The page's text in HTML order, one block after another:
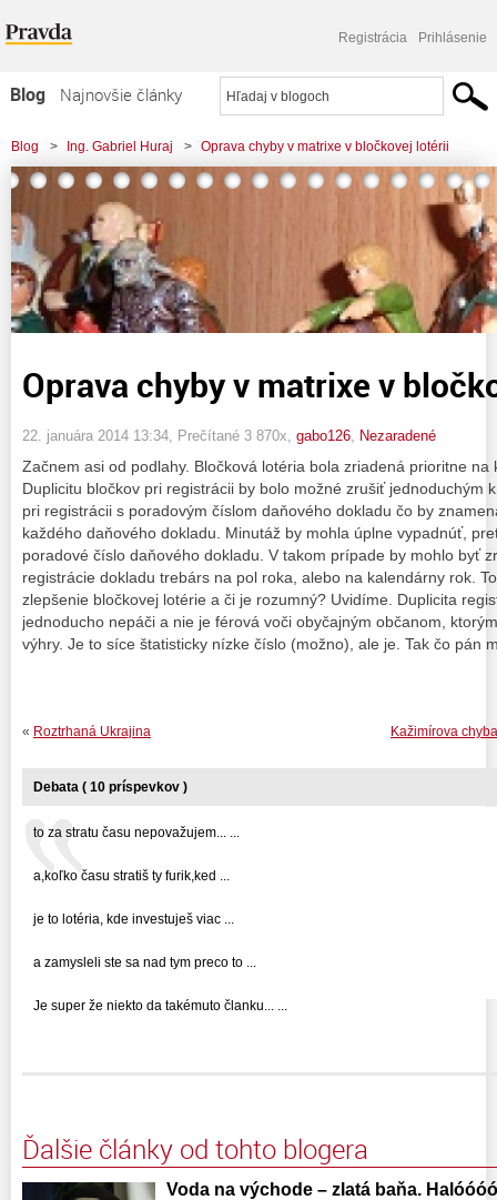
Registrácia Prihlásenie
Blog
Najnovšie články
Najčítanejšie články
Najkomentovanejšie články
Zoznam blogov
Komerčné blogy
Blog > Ing. Gabriel Huraj > Oprava chyby v matrixe v bločkovej lotérii
Oprava chyby v matrixe v
22. januára 2014 13:34 , Prečítané 3 870x, gabo126 Nezaradené
Začnem asi od podlahy. Bločková lotéria bola zriadená prioritne na
Duplicitu bločkov pri registrácii by bolo možné zrušiť jednoduchým
pri registrácii s poradovým číslom daňového dokladu čo by
každého daňového dokladu. Minutáž by mohla úplne vypadnúť,
poradové číslo daňového dokladu. V takom prípade by mohlo byť
registrácie dokladu trebárs na pol roka, alebo na kalendárny rok.
zlepšenie bločkovej lotérie a či je rozumný? Uvidíme. Duplicita
jednoducho nepáči a nie je férová voči obyčajným občanom,
výhry. Je to síce štatisticky nízke číslo (možno), ale je. Tak čo pán
Kažimírova
« Roztrhaná Ukrajina
Debata ( 10 príspevkov )
to za stratu času nepovažujem... ...
a,koľko času stratiš ty furik,ked ...
je to lotéria, kde investuješ viac ...
a zamysleli ste sa nad tym preco to ...
Je super že niekto da takémuto članku... ...
Ďalšie články od tohto blogera
Voda na východe – zlatá baňa.